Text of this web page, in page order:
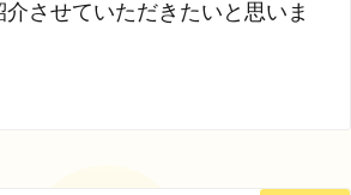
させていただきたいと思いま